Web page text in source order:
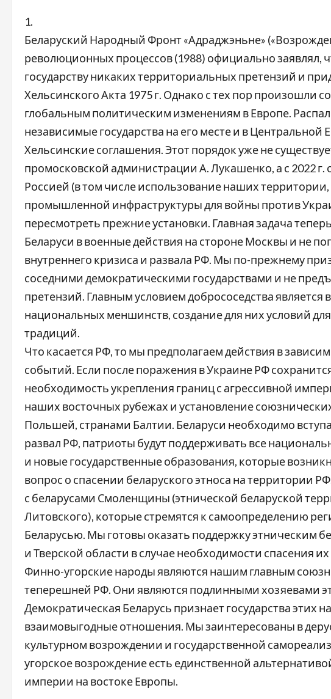
1.
Беларуский Народный Фронт «Адраджэньне»
революционных процессов (1988) официально заявлял,
государству никаких территориальных претензий и
Хельсинского Акта 1975 г. Однако с тех пор произошли
глобальным политическим изменениям в Европе.
независимые государства на его месте и в Центральной
Хельсинские соглашения. Этот порядок уже не
промосковской администрации А. Лукашенко, а с 2022 г.
Россией (в том числе использование наших
промышленной инфраструктуры для войны против
пересмотреть прежние установки. Главная задача
Беларуси в военные действия на стороне Москвы и не
внутреннего кризиса и развала РФ. Мы по-прежнему
соседними демократическими государствами и не
претензий. Главным условием добрососедства
национальных меншинств, создание для них условий
традиций.
Что касается РФ, то мы предполагаем действия в
событий. Если после поражения в Украине РФ
необходимость укрепления границ с агрессивной
наших восточных рубежах и установление
Польшей, странами Балтии. Беларуси необходимо
развал РФ, патриоты будут поддерживать все
и новые государственные образования, которые
вопрос о спасении беларуского этноса на территории
с беларусами Смоленщины (этнической беларуской
Литовского), которые стремятся к самоопределению
Беларусью. Мы готовы оказать поддержку этническим
и Тверской области в случае необходимости спасения
Финно-угорские народы являются нашим главным
теперешней РФ. Они являются подлинными хозяевами
Демократическая Беларусь признает государства этих
взаимовыгодные отношения. Мы заинтересованы в
культурном возрождении и государственной
угорское возрождение есть единственной
империи на востоке Европы.